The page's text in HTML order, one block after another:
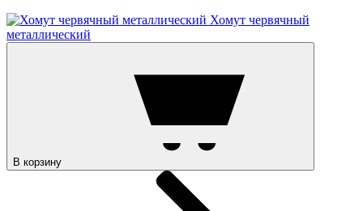
Хомут червячный
металлический
В корзину